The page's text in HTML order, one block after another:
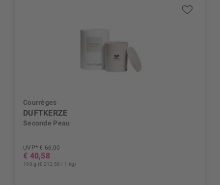
Courrèges
DUFTKERZE
Seconde Peau
UVP* € 66,00
€ 40,58
190 g (€ 213,58 / 1 kg)